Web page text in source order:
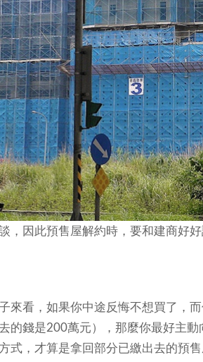
，因此預售屋解約時，要和建商好
來看，如果你中途反悔不想買了，
的錢是200萬元），那麼你最好主
式，才算是拿回部分已繳出去的預